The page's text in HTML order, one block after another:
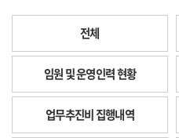
전체
임원 및 운영인력 현황
업무추진비 집행내역